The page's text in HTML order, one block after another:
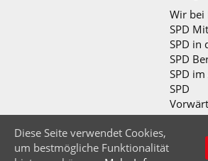
Wir bei
SPD
SPD in
SPD
SPD
SPD
© SPD Tiergarten-Süd
Startseite
Impressum Datenschutz
Diese Seite verwendet Cookies,
um bestmögliche Funktionalität